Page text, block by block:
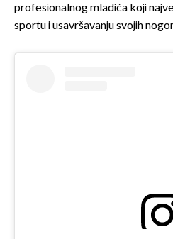
profesionalnog mladića koji
sportu i usavršavanju svojih